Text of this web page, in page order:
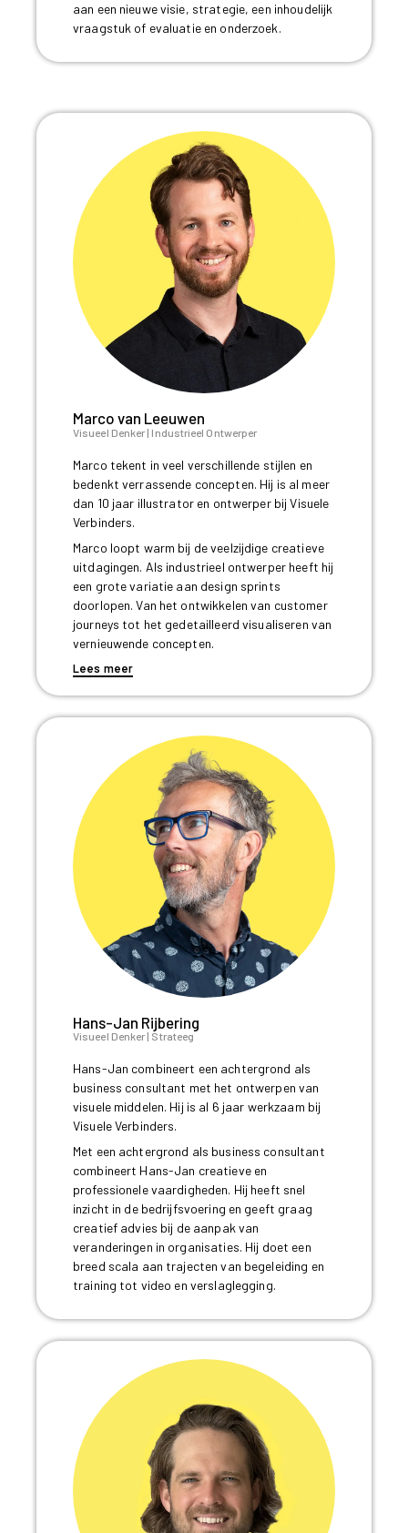
aan een nieuwe visie, strategie, een inhoudelijk
vraagstuk of evaluatie en onderzoek.
Marco van Leeuwen
Visueel Denker | Industrieel Ontwerper
Marco tekent in veel verschillende stijlen en
bedenkt verrassende concepten. Hij is al meer
dan 10 jaar illustrator en ontwerper bij Visuele
Verbinders.
Marco loopt warm bij de veelzijdige creatieve
uitdagingen. Als industrieel ontwerper heeft hij
een grote variatie aan design sprints
doorlopen. Van het ontwikkelen van customer
journeys tot het gedetailleerd visualiseren van
vernieuwende concepten.
Lees meer
Hans-Jan Rijbering
Visueel Denker | Strateeg
Hans-Jan combineert een achtergrond als
business consultant met het ontwerpen van
visuele middelen. Hij is al 6 jaar werkzaam bij
Visuele Verbinders.
Met een achtergrond als business consultant
combineert Hans-Jan creatieve en
professionele vaardigheden. Hij heeft snel
inzicht in de bedrijfsvoering en geeft graag
creatief advies bij de aanpak van
veranderingen in organisaties. Hij doet een
breed scala aan trajecten van begeleiding en
training tot video en verslaglegging.